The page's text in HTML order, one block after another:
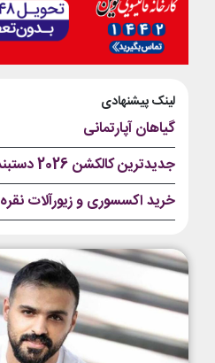
لینک پیشنهادی
گیاهان آپارتمانی
جدیدترین کالکشن 2026 دستبند نقره پاندورا
خرید اکسسوری و زیورآلات نقره